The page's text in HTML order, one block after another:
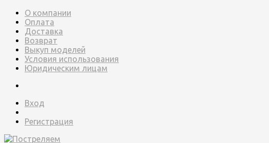
О компании
Оплата
Доставка
Возврат
Выкуп моделей
Условия использования
Юридическим лицам
Вход
Регистрация